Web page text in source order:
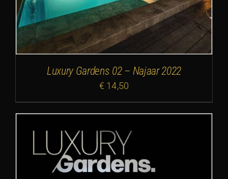
Luxury Gardens 02 – Najaar 2022
€ 14,50